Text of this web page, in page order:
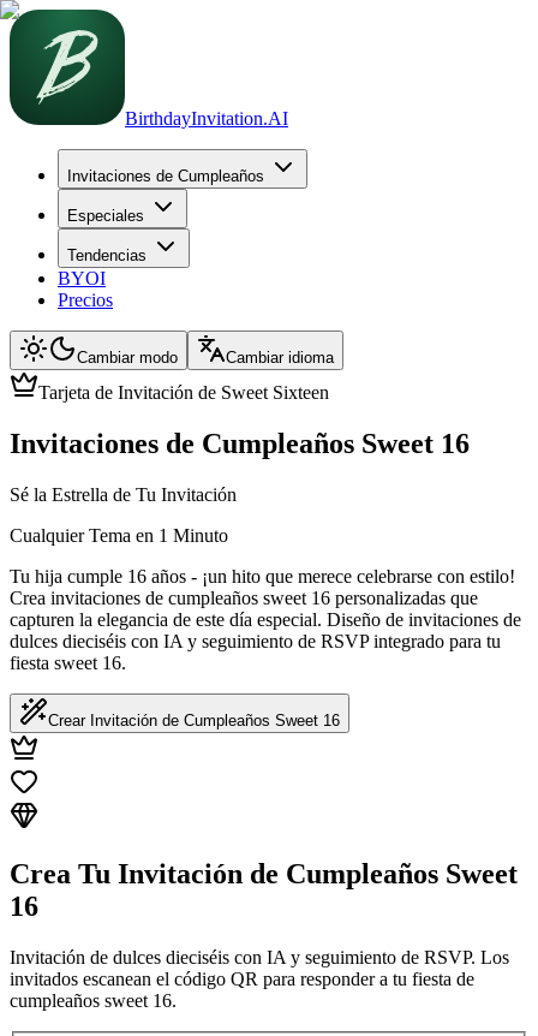
BirthdayInvitation.AI
Invitaciones de Cumpleaños
Especiales
Tendencias
BYOI
Precios
Cambiar modo Cambiar idioma
Tarjeta de Invitación de Sweet Sixteen
Invitaciones de Cumpleaños Sweet 16
Sé la Estrella de Tu Invitación
Cualquier Tema en 1 Minuto
Tu hija cumple 16 años - ¡un hito que merece celebrarse con estilo!
Crea invitaciones de cumpleaños sweet 16 personalizadas que
capturen la elegancia de este día especial. Diseño de invitaciones de
dulces dieciséis con IA y seguimiento de RSVP integrado para tu
fiesta sweet 16.
Crear Invitación de Cumpleaños Sweet 16
Crea Tu Invitación de Cumpleaños Sweet
16
Invitación de dulces dieciséis con IA y seguimiento de RSVP. Los
invitados escanean el código QR para responder a tu fiesta de
cumpleaños sweet 16.